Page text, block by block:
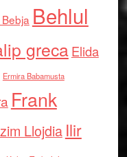
Behlul
grecaElida
Ermira Babamusta
Frank
Llojdia Ilir